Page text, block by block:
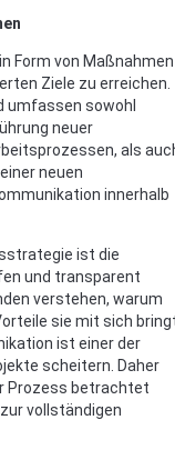
Form von Maßnahmen
Ziele zu erreichen.
umfassen sowohl
neuer
als
neuen
innerhalb
ist die
und transparent
verstehen, warum
sie mit sich
ist einer der
scheitern. Daher
Prozess betrachtet
vollständigen